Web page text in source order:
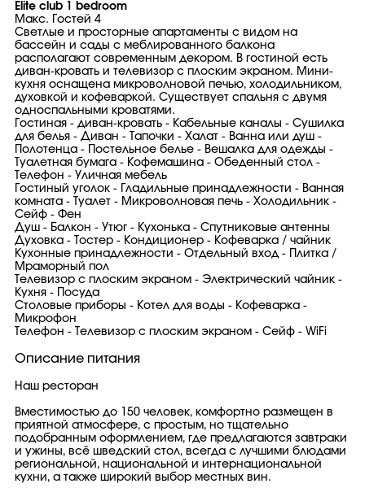
Elite club 1 bedroom
Макс. Гостей 4
Светлые и просторные апартаменты с видом на
бассейн и сады с меблированного балкона
располагают современным декором. В гостиной есть
диван-кровать и телевизор с плоским экраном. Мини-
кухня оснащена микроволновой печью, холодильником,
духовкой и кофеваркой. Существует спальня с двумя
односпальными кроватями.
Гостиная - диван-кровать - Кабельные каналы - Сушилка
для белья - Диван - Тапочки - Халат - Ванна или душ -
Полотенца - Постельное белье - Вешалка для одежды -
Туалетная бумага - Кофемашина - Обеденный стол -
Телефон - Уличная мебель
Гостиный уголок - Гладильные принадлежности - Ванная
комната - Туалет - Микроволновая печь - Холодильник -
Сейф - Фен
Душ - Балкон - Утюг - Кухонька - Спутниковые антенны
Духовка - Тостер - Кондиционер - Кофеварка / чайник
Кухонные принадлежности - Отдельный вход - Плитка /
Мраморный пол
Телевизор с плоским экраном - Электрический чайник -
Кухня - Посуда
Столовые приборы - Котел для воды - Кофеварка -
Микрофон
Телефон - Телевизор с плоским экраном - Сейф - WiFi
Описание питания
Наш ресторан
Вместимостью до 150 человек, комфортно размещен в
приятной атмосфере, с простым, но тщательно
подобранным оформлением, где предлагаются завтраки
и ужины, всё шведский стол, всегда с лучшими блюдами
региональной, национальной и интернациональной
кухни, а также широкий выбор местных вин.